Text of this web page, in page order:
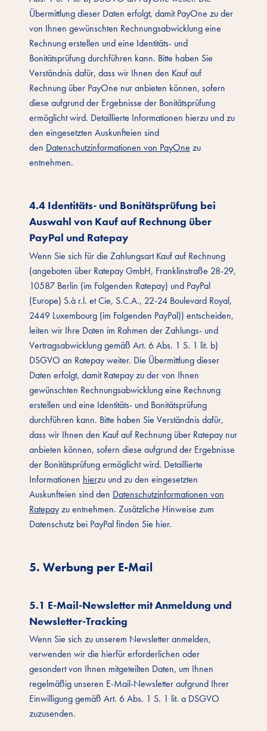
Übermittlung dieser Daten erfolgt, damit PayOne zu der
von Ihnen gewünschten Rechnungsabwicklung eine
Rechnung erstellen und eine Identitäts- und
Bonitätsprüfung durchführen kann. Bitte haben Sie
Verständnis dafür, dass wir Ihnen den Kauf auf
Rechnung über PayOne nur anbieten können, sofern
diese aufgrund der Ergebnisse der Bonitätsprüfung
ermöglicht wird. Detaillierte Informationen hierzu und zu
den eingesetzten Auskunfteien sind
den Datenschutzinformationen von PayOne zu
entnehmen.
4.4 Identitäts- und Bonitätsprüfung bei
Auswahl von Kauf auf Rechnung über
PayPal und Ratepay
Wenn Sie sich für die Zahlungsart Kauf auf Rechnung
(angeboten über Ratepay GmbH, Franklinstraße 28-29,
10587 Berlin (im Folgenden Ratepay) und PayPal
(Europe) S.à r.l. et Cie, S.C.A., 22-24 Boulevard Royal,
2449 Luxembourg (im Folgenden PayPal)) entscheiden,
leiten wir Ihre Daten im Rahmen der Zahlungs- und
Vertragsabwicklung gemäß Art. 6 Abs. 1 S. 1 lit. b)
DSGVO an Ratepay weiter. Die Übermittlung dieser
Daten erfolgt, damit Ratepay zu der von Ihnen
gewünschten Rechnungsabwicklung eine Rechnung
erstellen und eine Identitäts- und Bonitätsprüfung
durchführen kann. Bitte haben Sie Verständnis dafür,
dass wir Ihnen den Kauf auf Rechnung über Ratepay nur
anbieten können, sofern diese aufgrund der Ergebnisse
der Bonitätsprüfung ermöglicht wird. Detaillierte
Informationen hierzu und zu den eingesetzten
Auskunfteien sind den Datenschutzinformationen von
Ratepayzu entnehmen. Zusätzliche Hinweise zum
Datenschutz bei PayPal finden Sie hier.
5. Werbung per E-Mail
5.1 E-Mail-Newsletter mit Anmeldung und
Newsletter-Tracking
Wenn Sie sich zu unserem Newsletter anmelden,
verwenden wir die hierfür erforderlichen oder
gesondert von Ihnen mitgeteilten Daten, um Ihnen
regelmäßig unseren E-Mail-Newsletter aufgrund Ihrer
Einwilligung gemäß Art. 6 Abs. 1 S. 1 lit. a DSGVO
zuzusenden.